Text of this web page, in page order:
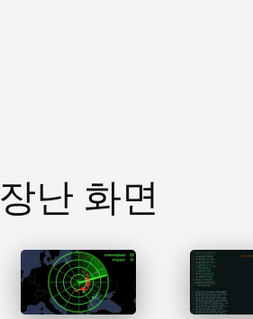
장난 화면